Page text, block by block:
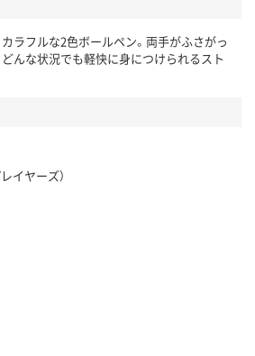
ラフルな2色ボールペン。両手がふさがっ
んな状況でも軽快に身につけられるスト
イヤーズ）